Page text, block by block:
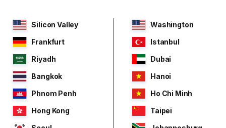
Silicon Valley
Washington
Frankfurt
Istanbul
Riyadh
Dubai
Bangkok
Hanoi
Phnom Penh
Ho Chi Minh
Hong Kong
Taipei